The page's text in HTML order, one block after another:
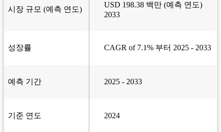
시장 규모 (예측 연도)
USD 198.38 백만 (예측 연도)
2033
성장률 CAGR of 7.1% 부터 2025 - 2033
예측 기간 2025 - 2033
기준 연도 2024